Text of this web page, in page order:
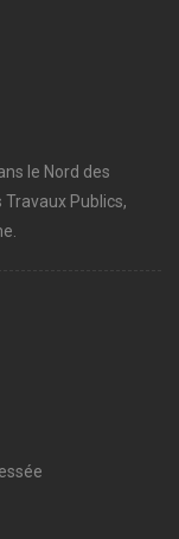
le Nord des
Publics,